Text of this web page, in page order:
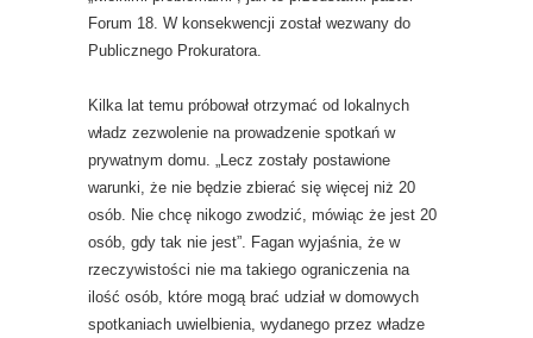
Forum 18. W konsekwencji został wezwany do
Publicznego Prokuratora.
Kilka lat temu próbował otrzymać od lokalnych
władz zezwolenie na prowadzenie spotkań w
prywatnym domu. „Lecz zostały postawione
warunki, że nie będzie zbierać się więcej niż 20
osób. Nie chcę nikogo zwodzić, mówiąc że jest 20
osób, gdy tak nie jest”. Fagan wyjaśnia, że w
rzeczywistości nie ma takiego ograniczenia na
ilość osób, które mogą brać udział w domowych
spotkaniach uwielbienia, wydanego przez władze